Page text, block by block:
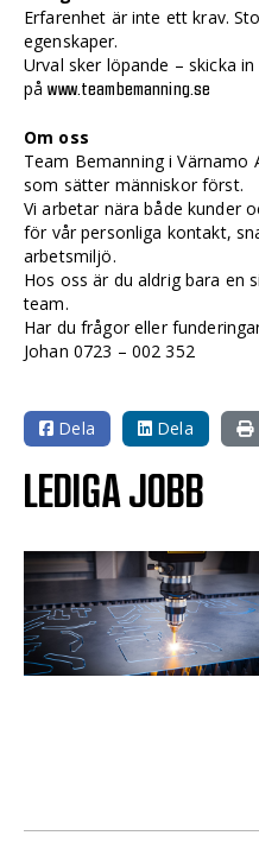
Erfarenhet är inte ett krav.
egenskaper.
Urval sker löpande – skicka
påwww.teambemanning.se
Om oss
Team Bemanning i
som sätter människor först.
Vi arbetar nära både kunder
för vår personliga kontakt,
arbetsmiljö.
Hos oss är du aldrig bara en
team.
Har du frågor eller
Johan 0723 – 002 352
Dela Dela
LEDIGA JOBB